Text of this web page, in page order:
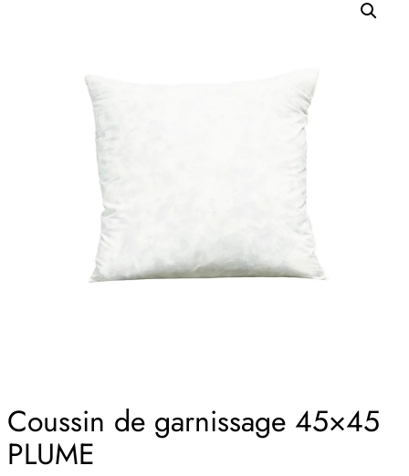
Coussin de garnissage 45×45
PLUME